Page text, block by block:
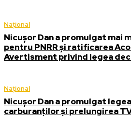
Național
Nicușor Dan a promulgat mai
pentru PNRR și ratificarea
Avertisment privind legea
Național
Nicușor Dan a promulgat
carburanților și prelungirea